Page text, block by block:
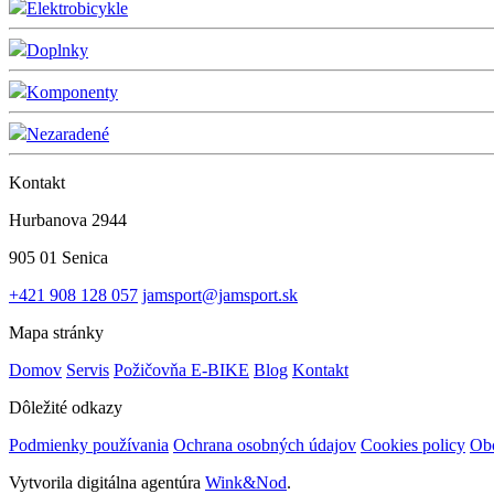
Elektrobicykle
Doplnky
Komponenty
Nezaradené
Kontakt
Hurbanova 2944
905 01 Senica
+421 908 128 057 jamsport@jamsport.sk
Mapa stránky
Domov Servis Požičovňa E-BIKE Blog Kontakt
Dôležité odkazy
Podmienky používania Ochrana osobných údajov Cookies policy
Vytvorila digitálna agentúra Wink&Nod.